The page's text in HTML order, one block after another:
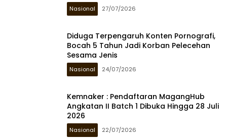
Nasional 27/07/2026
Diduga Terpengaruh Konten Pornografi,
Bocah 5 Tahun Jadi Korban Pelecehan
Sesama Jenis
Nasional 24/07/2026
Kemnaker : Pendaftaran MagangHub
Angkatan II Batch 1 Dibuka Hingga 28 Juli
2026
Nasional 22/07/2026